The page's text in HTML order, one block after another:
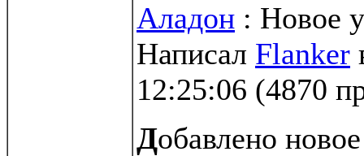
Аладон : Новое
Написал Flanker
12:25:06 (4870
Добавлено новое